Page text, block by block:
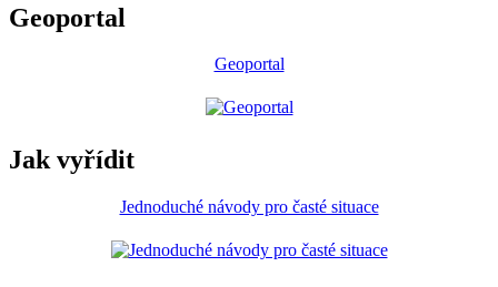
Geoportal
Geoportal
Jak vyřídit
Jednoduché návody pro časté situace